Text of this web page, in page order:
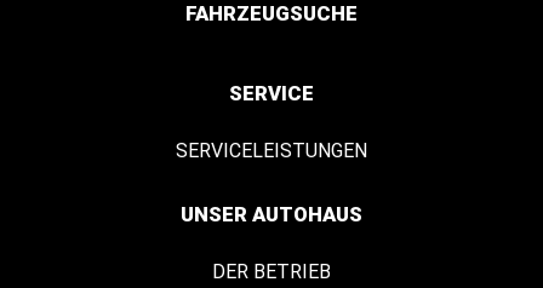
FAHRZEUGSUCHE
SERVICE
SERVICELEISTUNGEN
UNSER AUTOHAUS
DER BETRIEB